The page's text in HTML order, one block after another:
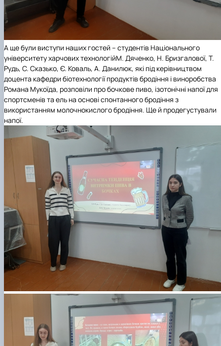
А ще були виступи наших гостей – студентів Національного
університету харчових технологійМ. Дяченко, Н. Бризгалової, Т.
Рудь, С. Сказько, Є. Коваль, А. Данилюк, які під керівництвом
доцента кафедри біотехнології продуктів бродіння і виноробства
Романа Мукоїда, розповіли про бочкове пиво, ізотонічні напої для
спортсменів та ель на основі спонтанного бродіння з
використанням молочнокислого бродіння. Ще й продегустували
напої.